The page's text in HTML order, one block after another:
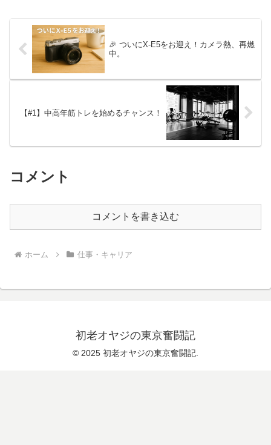
🎉 ついにX-E5をお迎え！カメラ熱、再燃
中。
【#1】中高年筋トレを始めるチャンス！
コメント
コメントを書き込む
ホーム 仕事・キャリア
初老オヤジの東京奮闘記
© 2025 初老オヤジの東京奮闘記.